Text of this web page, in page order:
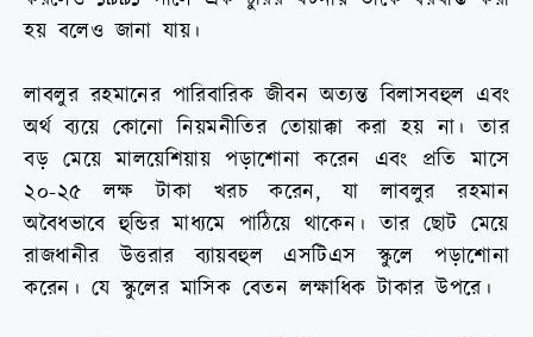
হয় বলেও জানা যায়।
লাবলুর রহমানের পারিবারিক জীবন অত্যন্ত বিলাসবহুল এবং
অর্থ ব্যয়ে কোনো নিয়মনীতির তোয়াক্কা করা হয় না। তার
বড় মেয়ে মালয়েশিয়ায় পড়াশোনা করেন এবং প্রতি মাসে
২০-২৫ লক্ষ টাকা খরচ করেন, যা লাবলুর রহমান
অবৈধভাবে হুন্ডির মাধ্যমে পাঠিয়ে থাকেন। তার ছোট মেয়ে
রাজধানীর উত্তরার ব্যায়বহুল এসটিএস স্কুলে পড়াশোনা
করেন। যে স্কুলের মাসিক বেতন লক্ষাধিক টাকার উপরে।